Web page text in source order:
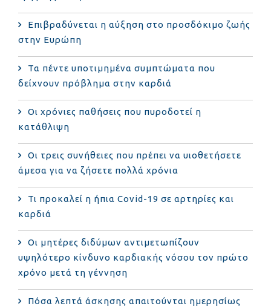
Επιβραδύνεται η αύξηση στο προσδόκιμο ζωής
στην Ευρώπη
Τα πέντε υποτιμημένα συμπτώματα που
δείχνουν πρόβλημα στην καρδιά
Οι χρόνιες παθήσεις που πυροδοτεί η
κατάθλιψη
Οι τρεις συνήθειες που πρέπει να υιοθετήσετε
άμεσα για να ζήσετε πολλά χρόνια
Τι προκαλεί η ήπια Covid-19 σε αρτηρίες και
καρδιά
Οι μητέρες διδύμων αντιμετωπίζουν
υψηλότερο κίνδυνο καρδιακής νόσου τον πρώτο
χρόνο μετά τη γέννηση
Πόσα λεπτά άσκησης απαιτούνται ημερησίως